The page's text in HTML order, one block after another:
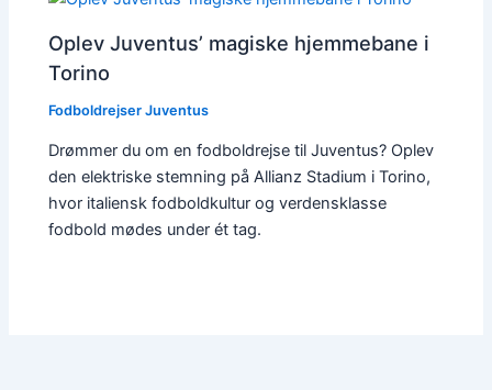
Oplev Juventus’ magiske hjemmebane i
Torino
Fodboldrejser Juventus
Drømmer du om en fodboldrejse til Juventus? Oplev
den elektriske stemning på Allianz Stadium i Torino,
hvor italiensk fodboldkultur og verdensklasse
fodbold mødes under ét tag.